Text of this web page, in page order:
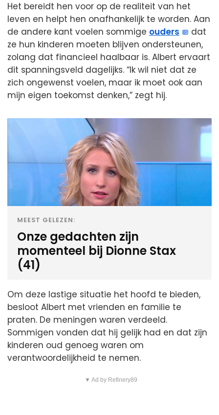
Het bereidt hen voor op de realiteit van het
leven en helpt hen onafhankelijk te worden. Aan
de andere kant voelen sommige ouders
dat
ze hun kinderen moeten blijven ondersteunen,
zolang dat financieel haalbaar is. Albert ervaart
dit spanningsveld dagelijks. “Ik wil niet dat ze
zich ongewenst voelen, maar ik moet ook aan
mijn eigen toekomst denken,” zegt hij.
MEEST GELEZEN:
Onze gedachten zijn
momenteel bij Dionne Stax
(41)
Om deze lastige situatie het hoofd te bieden,
besloot Albert met vrienden en familie te
praten. De meningen waren verdeeld.
Sommigen vonden dat hij gelijk had en dat zijn
kinderen oud genoeg waren om
verantwoordelijkheid te nemen.
▼ Ad by Refinery89